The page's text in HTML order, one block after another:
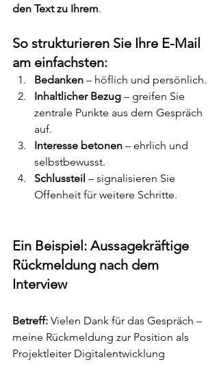
den Text zu Ihrem.
So strukturieren Sie Ihre E-Mail
am einfachsten:
Bedanken – höflich und persönlich.
Inhaltlicher Bezug – greifen Sie
zentrale Punkte aus dem Gespräch
auf.
Interesse betonen – ehrlich und
selbstbewusst.
Schlussteil – signalisieren Sie
Offenheit für weitere Schritte.
Ein Beispiel: Aussagekräftige
Rückmeldung nach dem
Interview
Betreff: Vielen Dank für das Gespräch –
meine Rückmeldung zur Position als
Projektleiter Digitalentwicklung